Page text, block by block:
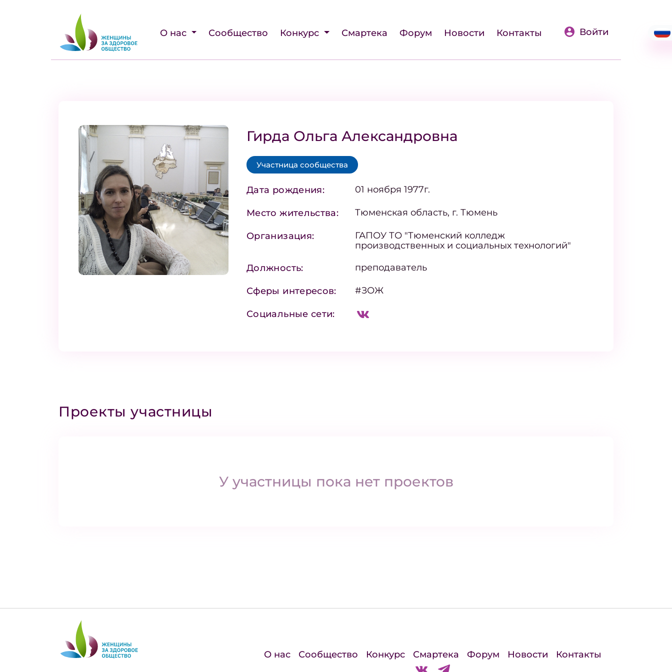
О нас Сообщество Конкурс Смартека Форум Новости Контакты Войти
Гирда Ольга Александровна
Участница сообщества
Дата рождения: 01 ноября 1977г.
Место жительства: Тюменская область, г. Тюмень
Организация:
ГАПОУ ТО "Тюменский колледж
производственных и социальных технологий"
Должность: преподаватель
Сферы интересов: #ЗОЖ
Социальные сети:
Проекты участницы
У участницы пока нет проектов
О нас Сообщество Конкурс Смартека Форум Новости Контакты